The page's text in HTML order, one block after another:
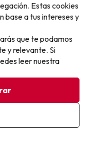
siguientes actividades
- Adults Only?
24 horas.
comunes en
en las zonas
para
Estas cookies
base a tus intereses y
que te podamos
y relevante. Si
leer nuestra